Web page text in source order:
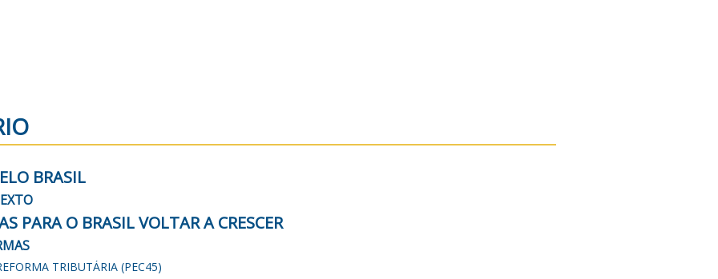
BRASIL
PARA O BRASIL VOLTAR A CRESCER
TRIBUTÁRIA (PEC45)